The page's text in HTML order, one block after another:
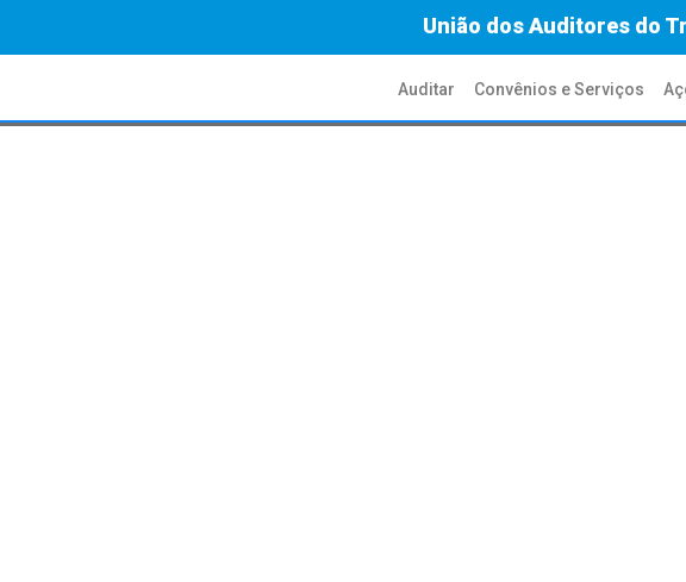
União dos Auditores do
Auditar Convênios e Serviços